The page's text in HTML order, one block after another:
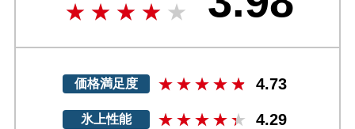
価格満足度 4.73
氷上性能 4.29